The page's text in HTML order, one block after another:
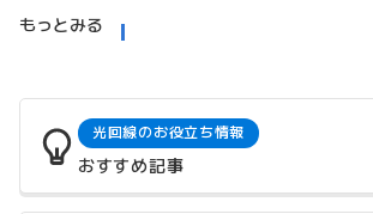
もっとみる
光回線のお役立ち情報
おすすめ記事